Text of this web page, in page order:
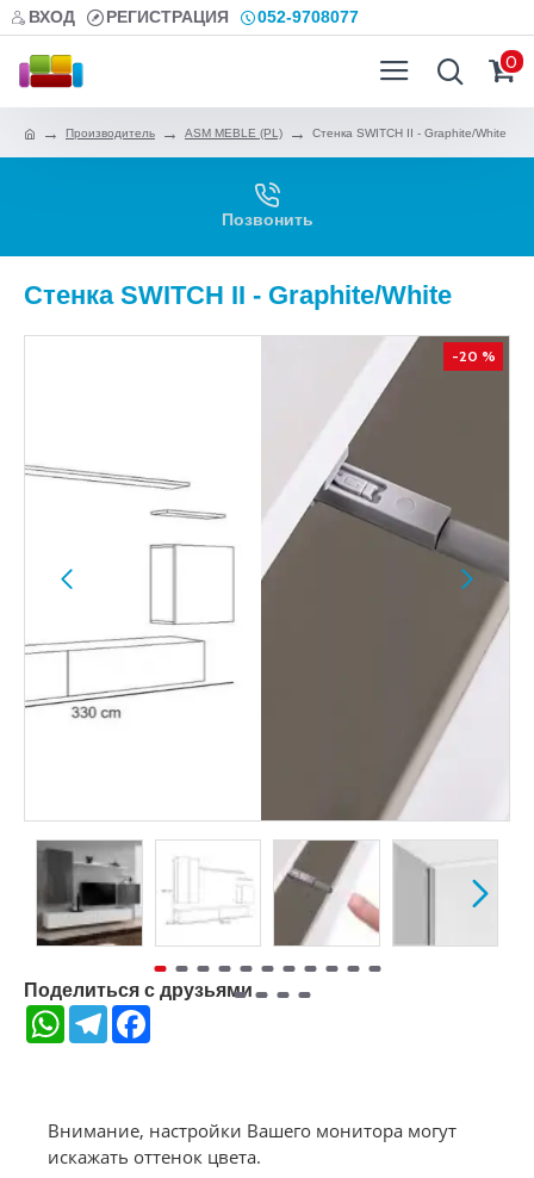
ВХОД РЕГИСТРАЦИЯ 052-9708077
0
Производитель ASM MEBLE (PL) Стенка SWITCH II - Graphite/White
Позвонить
Стенка SWITCH II - Graphite/White
-20 %
Поделиться с друзьями
WhatsAppTelegram
Внимание, настройки Вашего монитора могут
искажать оттенок цвета.